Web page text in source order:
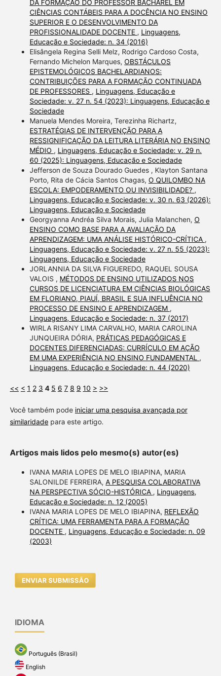
DA FORMAÇÃO DO PROFESSOR BACHAREL EM
CIÊNCIAS CONTÁBEIS PARA A DOCÊNCIA NO ENSINO
SUPERIOR E O DESENVOLVIMENTO DA
PROFISSIONALIDADE DOCENTE , Linguagens,
Educação e Sociedade: n. 34 (2016)
Elisângela Regina Selli Melz, Rodrigo Cardoso Costa,
Fernando Michelon Marques, OBSTÁCULOS
EPISTEMOLÓGICOS BACHELARDIANOS:
CONTRIBUIÇÕES PARA A FORMAÇÃO CONTINUADA
DE PROFESSORES , Linguagens, Educação e
Sociedade: v. 27 n. 54 (2023): Linguagens, Educação e
Sociedade
Manuela Mendes Moreira, Terezinha Richartz,
ESTRATÉGIAS DE INTERVENÇÃO PARA A
RESSIGNIFICAÇÃO DA LEITURA LITERÁRIA NO ENSINO
MÉDIO , Linguagens, Educação e Sociedade: v. 29 n.
60 (2025): Linguagens, Educação e Sociedade
Jefferson de Souza Dourado Guedes , Klayton Santana
Porto, Rita de Cácia Santos Chagas, O QUILOMBO NA
ESCOLA: EMPODERAMENTO OU INVISIBILIDADE? ,
Linguagens, Educação e Sociedade: v. 30 n. 63 (2026):
Linguagens, Educação e Sociedade
Georgyanna Andréa Silva Morais, Julia Malanchen, O
ENSINO COMO BASE PARA A AVALIAÇÃO DA
APRENDIZAGEM: UMA ANÁLISE HISTÓRICO-CRÍTICA ,
Linguagens, Educação e Sociedade: v. 27 n. 55 (2023):
Linguagens, Educação e Sociedade
JORLANNIA DA SILVA FIGUEREDO, RAQUEL SOUSA
VALOIS , MÉTODOS DE ENSINO UTILIZADOS NOS
CURSOS DE LICENCIATURA EM CIÊNCIAS BIOLÓGICAS
EM FLORIANO, PIAUÍ, BRASIL E SUA INFLUÊNCIA NO
PROCESSO DE ENSINO E APRENDIZAGEM ,
Linguagens, Educação e Sociedade: n. 37 (2017)
WIRLA RISANY LIMA CARVALHO, MARIA CAROLINA
JUNQUEIRA DÓRIA, PRÁTICAS PEDAGÓGICAS E
DOCENTES DIFERENCIADAS: CURRÍCULO EM AÇÃO
EM UMA EXPERIÊNCIA NO ENSINO FUNDAMENTAL ,
Linguagens, Educação e Sociedade: n. 44 (2020)
<< < 1 2 3 4 5 6 7 8 9 10 > >>
Você também pode iniciar uma pesquisa avançada por
similaridadepara este artigo.
Artigos mais lidos pelo mesmo(s) autor(es)
IVANA MARIA LOPES DE MELO IBIAPINA, MARIA
SALONILDE FERREIRA, A PESQUISA COLABORATIVA
NA PERSPECTIVA SÓCIO-HISTÓRICA , Linguagens,
Educação e Sociedade: n. 12 (2005)
IVANA MARIA LOPES DE MELO IBIAPINA, REFLEXÃO
CRÍTICA: UMA FERRAMENTA PARA A FORMAÇÃO
DOCENTE , Linguagens, Educação e Sociedade: n. 09
(2003)
ENVIAR SUBMISSÃO
IDIOMA
Português (Brasil)
English